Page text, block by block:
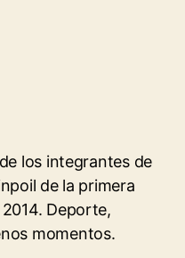
los integrantes de
de la primera
Deporte,
momentos.